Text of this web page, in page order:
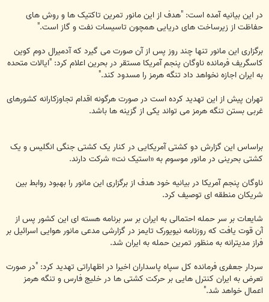
در این بیانیه آمده است: "هدف از این مانور تمرین تاکتیک ها و روش های
حفاظت از زیرساخت های دریایی همچون تاسیسات نفت و گاز است."
برگزاری این مانور تنها چند روز پس از آن صورت می گیرد که آدمیرال دوم کوین
کاسگریف فرمانده ناوگان پنجم آمریکا مستقر در بحرین اعلام کرد: "ایالات متحده
به ایران اجازه نخواهد داد تنگه هرمز را مسدود کند."
تهران پیش از این تهدید کرده است در صورت هرگونه اقدام تجاوزکارانه کشورهای
غربی بستن تنگه هرمز می تواند یکی از گزینه ها باشد.
براساس این گزارش دو کشتی آمریکایی در کنار یک کشتی جنگی انگلیس و یک
کشتی بحرینی در مانور موسوم به «استیک نت» شرکت دارند.
ناوگان پنجم آمریکا در بیانیه خود هدف از برگزاری این مانور را بهبود روابط بین
شریکان منطقه ای توصیف کرد.
شایعات بر سر حمله احتمالی به ایران بر سر برنامه هسته ای این کشور پس از
آن قوت یافت که روزنامه نیویورک تایمز در گزارشی مدعی مانور هوایی اسرائیل بر
فراز مدیترانه به منظور تمرین حمله به ایران شد.
سردار جعفری فرمانده کل سپاه پاسداران اخیرا در اظهاراتی تهدید کرد: "در صورت
تعرض به ایران کنترل هایی بر حرکت کشتی ها در خلیج فارس و تنگه هرمز
اعمال خواهد شد."